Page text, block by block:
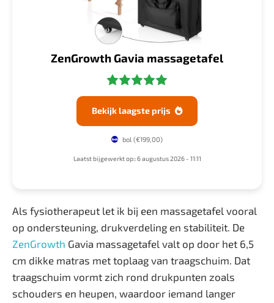
ZenGrowth Gavia massagetafel
Bekijk laagste prijs 
bol (€199,00)
Laatst bijgewerkt op:: 6 augustus 2026 - 11:11
Als fysiotherapeut let ik bij een massagetafel vooral
op ondersteuning, drukverdeling en stabiliteit. De
ZenGrowth Gavia massagetafel valt op door het 6,5
cm dikke matras met toplaag van traagschuim. Dat
traagschuim vormt zich rond drukpunten zoals
schouders en heupen, waardoor iemand langer